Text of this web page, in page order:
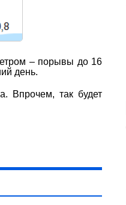
– порывы до 16
день.
Впрочем, так будет